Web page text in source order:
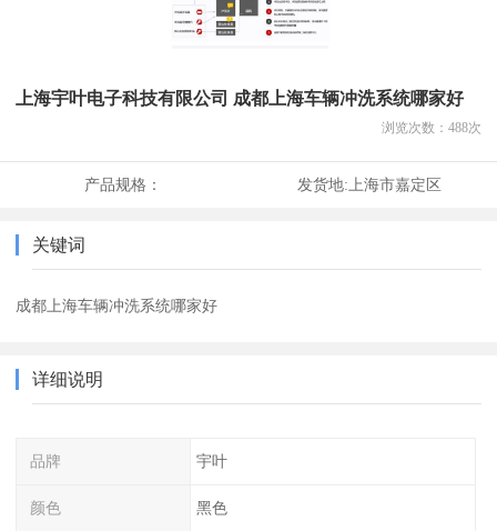
上海宇叶电子科技有限公司 成都上海车辆冲洗系统哪家好
浏览次数： 488次
产品规格： 发货地:上海市嘉定区
关键词
成都上海车辆冲洗系统哪家好
详细说明
品牌 宇叶
颜色 黑色